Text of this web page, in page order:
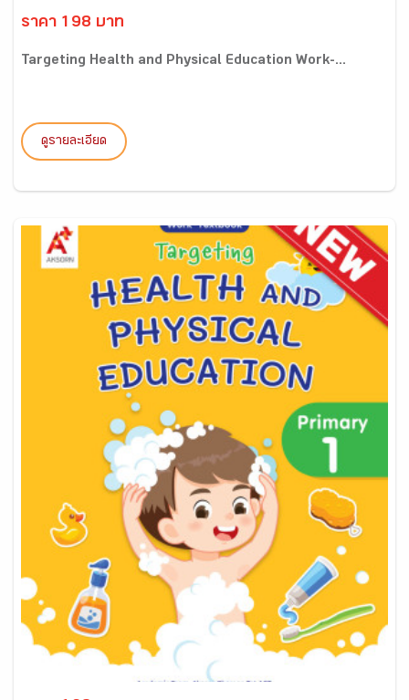
ราคา 198 บาท
Targeting Health and Physical Education Work-...
ดูรายละเอียด